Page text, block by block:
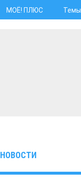
МОЁ! ПЛЮС Темы
НОВОСТИ